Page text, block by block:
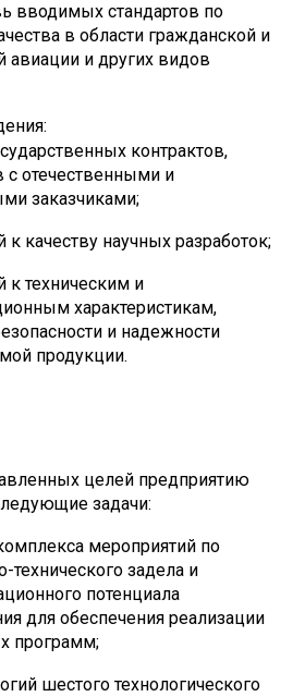
вводимых стандартов по
в области гражданской и
авиации и других видов
контрактов,
с отечественными и
заказчиками;
к качеству научных разработок;
к техническим и
характеристикам,
и надежности
продукции.
целей предприятию
задачи:
мероприятий по
технического задела и
потенциала
для обеспечения реализации
программ;
шестого технологического